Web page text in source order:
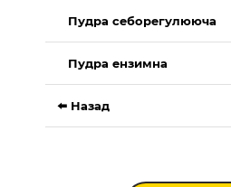
Пудра себорегулююча
Пудра ензимна
⬅️ Назад